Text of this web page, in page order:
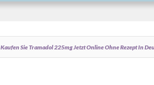
Kaufen Sie Tramadol 225mg Jetzt Online Ohne Rezept In